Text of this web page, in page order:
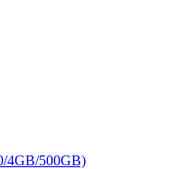
4GB/500GB)